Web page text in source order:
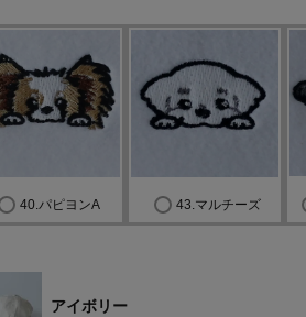
40.パピヨンA 43.マルチーズ
アイボリー